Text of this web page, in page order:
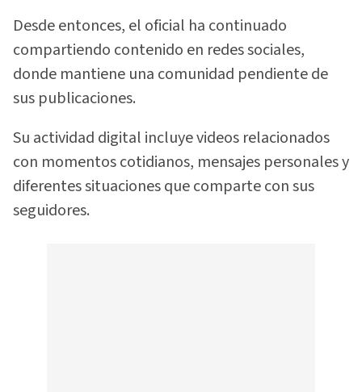
Desde entonces, el oficial ha continuado
compartiendo contenido en redes sociales,
donde mantiene una comunidad pendiente de
sus publicaciones.
Su actividad digital incluye videos relacionados
con momentos cotidianos, mensajes personales y
diferentes situaciones que comparte con sus
seguidores.